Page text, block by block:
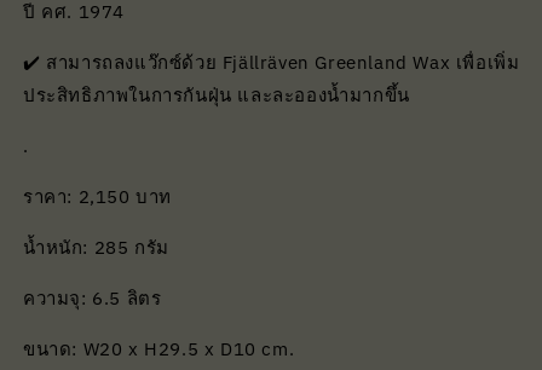
ปี คศ. 1974
✔️ สามารถลงแว๊กซ์ด้วย Fjällräven Greenland Wax เพื่อเพิ่ม
ประสิทธิภาพในการกันฝุ่น และละอองน้ำมากขึ้น
.
ราคา: 2,150 บาท
น้ำหนัก: 285 กรัม
ความจุ: 6.5 ลิตร
ขนาด: W20 x H29.5 x D10 cm.